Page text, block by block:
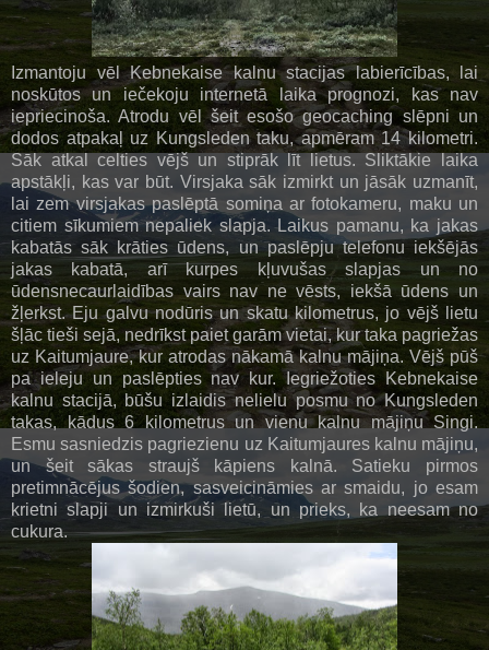
Izmantoju vēl Kebnekaise kalnu stacijas labierīcības, lai
noskūtos un iečekoju internetā laika prognozi, kas nav
iepriecinoša. Atrodu vēl šeit esošo geocaching slēpni un
dodos atpakaļ uz Kungsleden taku, apmēram 14 kilometri.
Sāk atkal celties vējš un stiprāk līt lietus. Sliktākie laika
apstākļi, kas var būt. Virsjaka sāk izmirkt un jāsāk uzmanīt,
lai zem virsjakas paslēptā somiņa ar fotokameru, maku un
citiem sīkumiem nepaliek slapja. Laikus pamanu, ka jakas
kabatās sāk krāties ūdens, un paslēpju telefonu iekšējās
jakas kabatā, arī kurpes kļuvušas slapjas un no
ūdensnecaurlaidības vairs nav ne vēsts, iekšā ūdens un
žļerkst. Eju galvu nodūris un skatu kilometrus, jo vējš lietu
šļāc tieši sejā, nedrīkst paiet garām vietai, kur taka pagriežas
uz Kaitumjaure, kur atrodas nākamā kalnu mājiņa. Vējš pūš
pa ieleju un paslēpties nav kur. Iegriežoties Kebnekaise
kalnu stacijā, būšu izlaidis nelielu posmu no Kungsleden
takas, kādus 6 kilometrus un vienu kalnu mājiņu Singi.
Esmu sasniedzis pagriezienu uz Kaitumjaures kalnu mājiņu,
un šeit sākas straujš kāpiens kalnā. Satieku pirmos
pretimnācējus šodien, sasveicināmies ar smaidu, jo esam
krietni slapji un izmirkuši lietū, un prieks, ka neesam no
cukura.